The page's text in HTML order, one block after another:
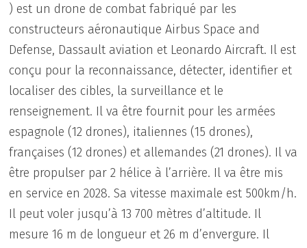
) est un drone de combat fabriqué par les
constructeurs aéronautique Airbus Space and
Defense, Dassault aviation et Leonardo Aircraft. Il est
conçu pour la reconnaissance, détecter, identifier et
localiser des cibles, la surveillance et le
renseignement. Il va être fournit pour les armées
espagnole (12 drones), italiennes (15 drones),
françaises (12 drones) et allemandes (21 drones). Il va
être propulser par 2 hélice à l’arrière. Il va être mis
en service en 2028. Sa vitesse maximale est 500km/h.
Il peut voler jusqu’à 13 700 mètres d’altitude. Il
mesure 16 m de longueur et 26 m d’envergure. Il